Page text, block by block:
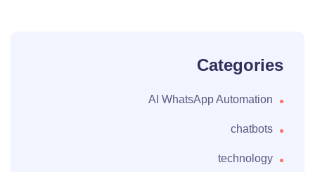
Categories
AI WhatsApp Automation
chatbots
technology